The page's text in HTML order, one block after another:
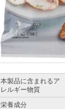
本製品に含まれるア
レルギー物質
栄養成分